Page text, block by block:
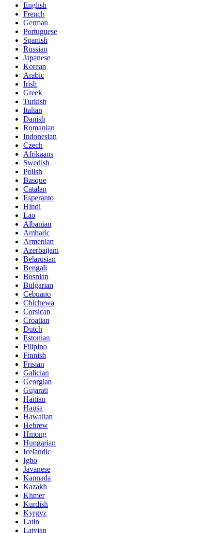
English
French
German
Portuguese
Spanish
Russian
Japanese
Korean
Arabic
Irish
Greek
Turkish
Italian
Danish
Romanian
Indonesian
Czech
Afrikaans
Swedish
Polish
Basque
Catalan
Esperanto
Hindi
Lao
Albanian
Amharic
Armenian
Azerbaijani
Belarusian
Bengali
Bosnian
Bulgarian
Cebuano
Chichewa
Corsican
Croatian
Dutch
Estonian
Filipino
Finnish
Frisian
Galician
Georgian
Gujarati
Haitian
Hausa
Hawaiian
Hebrew
Hmong
Hungarian
Icelandic
Igbo
Javanese
Kannada
Kazakh
Khmer
Kurdish
Kyrgyz
Latin
Latvian